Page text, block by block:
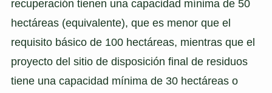
recuperación tienen una capacidad mínima de 50
hectáreas (equivalente), que es menor que el
requisito básico de 100 hectáreas, mientras que el
proyecto del sitio de disposición final de residuos
tiene una capacidad mínima de 30 hectáreas o